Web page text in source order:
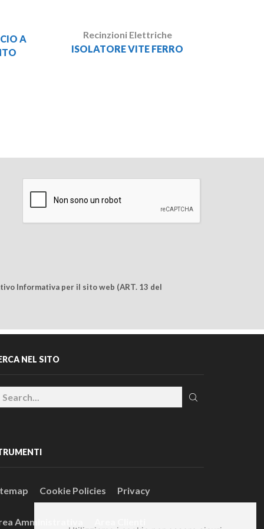
A
Recinzioni Elettriche
ISOLATORE VITE FERRO
Informativa per il sito web (ART. 13 del
NEL SITO
Cookie Policies Privacy
Amministrativa